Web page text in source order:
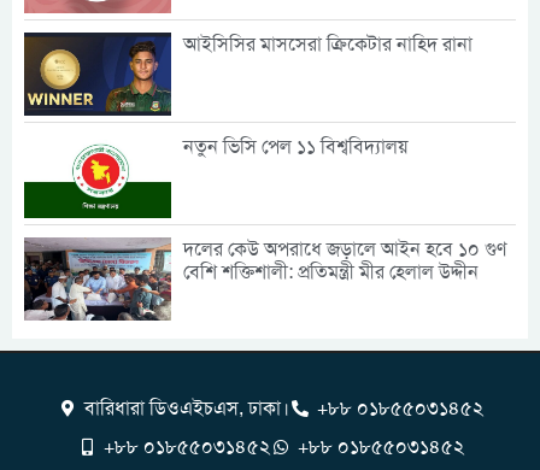
আইসিসির মাসসেরা ক্রিকেটার নাহিদ রানা
নতুন ভিসি পেল ১১ বিশ্ববিদ্যালয়
দলের কেউ অপরাধে জড়ালে আইন হবে ১০ গুণ
বেশি শক্তিশালী: প্রতিমন্ত্রী মীর হেলাল উদ্দীন
বারিধারা ডিওএইচএস, ঢাকা।
+৮৮ ০১৮৫৫০৩১৪৫২
+৮৮ ০১৮৫৫০৩১৪৫২
+৮৮ ০১৮৫৫০৩১৪৫২